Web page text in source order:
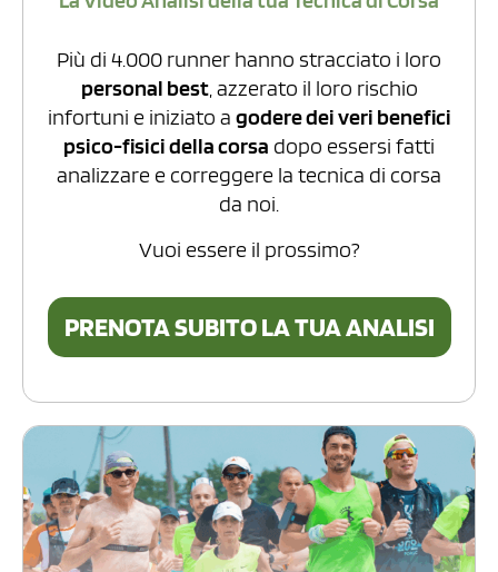
Più di 4.000 runner hanno stracciato i loro
personal best, azzerato il loro rischio
infortuni e iniziato a godere dei veri benefici
psico-fisici della corsa dopo essersi fatti
analizzare e correggere la tecnica di corsa
da noi.
Vuoi essere il prossimo?
PRENOTA SUBITO LA TUA ANALISI